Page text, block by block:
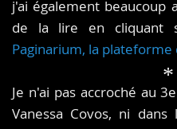
j'ai également beaucoup
de la lire en cliquant
Paginarium, la
Je n'ai pas accroché au
Vanessa Covos, ni